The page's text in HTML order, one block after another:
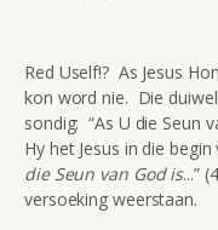
Red Uself!? As Jesus
kon word nie. Die
sondig: “As U die Seun
Hy het Jesus in die
die Seun van God is...”
versoeking weerstaan.